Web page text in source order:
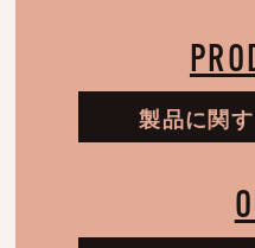
製品に関